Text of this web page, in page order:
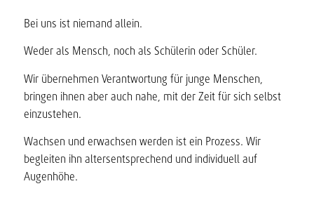
Bei uns ist niemand allein.
Weder als Mensch, noch als Schülerin oder Schüler.
Wir übernehmen Verantwortung für junge Menschen,
bringen ihnen aber auch nahe, mit der Zeit für sich selbst
einzustehen.
Wachsen und erwachsen werden ist ein Prozess. Wir
begleiten ihn altersentsprechend und individuell auf
Augenhöhe.